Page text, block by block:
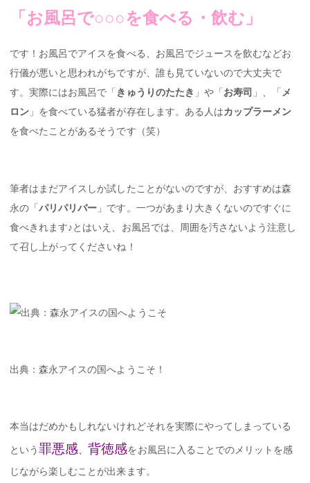
「お風呂で○○○を食べる・飲む」
です！お風呂でアイスを食べる、お風呂でジュースを飲むなどお
行儀が悪いと思われがちですが、誰も見ていないので大丈夫で
す。実際にはお風呂で「 きゅうりのたたき 」や「 お寿司 」、「 メ
ロン 」を食べている猛者が存在します。ある人はカップラーメン
を食べたことがあるそうです（笑）
筆者はまだアイスしか試したことがないのですが、おすすめは森
永の「パリパリバー 」です。一つがあまり大きくないのですぐに
食べきれます♪とはいえ、お風呂では、周囲を汚さないよう注意し
て召し上がってくださいね！
出典：森永アイスの国へようこそ！
本当はだめかもしれないけれどそれを実際にやってしまっている
という罪悪感、背徳感をお風呂に入ることでのメリットを感
じながら楽しむことが出来ます。